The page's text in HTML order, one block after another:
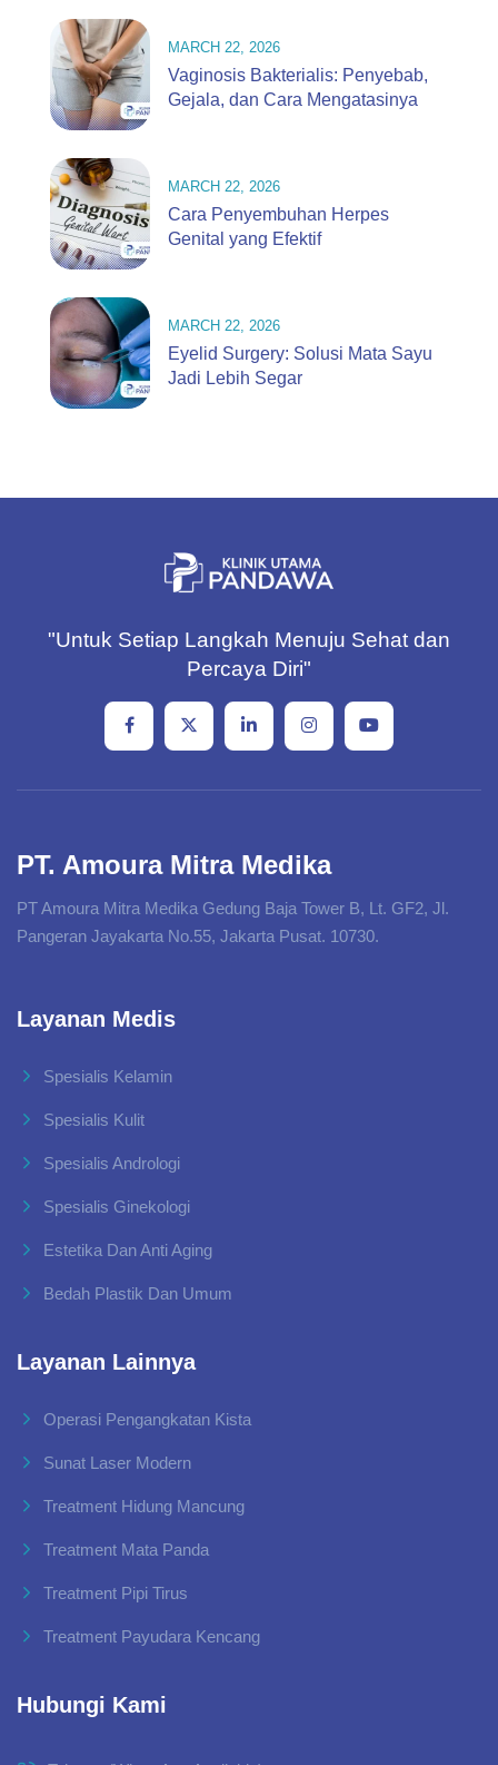
MARCH 22, 2026
Vaginosis Bakterialis: Penyebab,
Gejala, dan Cara Mengatasinya
MARCH 22, 2026
Cara Penyembuhan Herpes
Genital yang Efektif
MARCH 22, 2026
Eyelid Surgery: Solusi Mata Sayu
Jadi Lebih Segar
"Untuk Setiap Langkah Menuju Sehat dan
Percaya Diri"
PT. Amoura Mitra Medika
PT Amoura Mitra Medika Gedung Baja Tower B, Lt. GF2, Jl.
Pangeran Jayakarta No.55, Jakarta Pusat. 10730.
Layanan Medis
Spesialis Kelamin
Spesialis Kulit
Spesialis Andrologi
Spesialis Ginekologi
Estetika Dan Anti Aging
Bedah Plastik Dan Umum
Layanan Lainnya
Operasi Pengangkatan Kista
Sunat Laser Modern
Treatment Hidung Mancung
Treatment Mata Panda
Treatment Pipi Tirus
Treatment Payudara Kencang
Hubungi Kami